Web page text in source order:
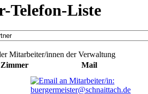
Telefon-Liste
Mitarbeiter/innen der Verwaltung
Zimmer
Mail